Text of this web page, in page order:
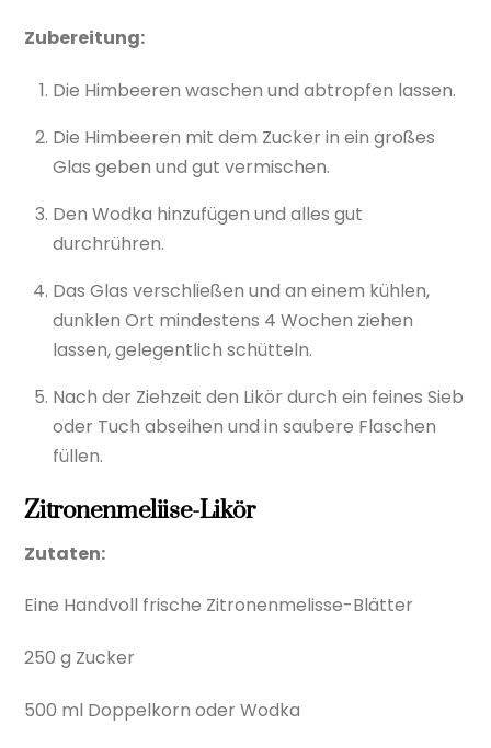
Zubereitung:
Die Himbeeren waschen und abtropfen lassen.
Die Himbeeren mit dem Zucker in ein großes
Glas geben und gut vermischen.
Den Wodka hinzufügen und alles gut
durchrühren.
Das Glas verschließen und an einem kühlen,
dunklen Ort mindestens 4 Wochen ziehen
lassen, gelegentlich schütteln.
Nach der Ziehzeit den Likör durch ein feines Sieb
oder Tuch abseihen und in saubere Flaschen
füllen.
Zitronenmeliise-Likör
Zutaten:
Eine Handvoll frische Zitronenmelisse-Blätter
250 g Zucker
500 ml Doppelkorn oder Wodka